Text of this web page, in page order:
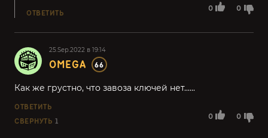
0 0
ОТВЕТИТЬ
25.Sep.2022 в 19:14
OMEGA 66
0 0
Как же грустно, что завоза ключей нет......
ОТВЕТИТЬ
СВЕРНУТЬ 1